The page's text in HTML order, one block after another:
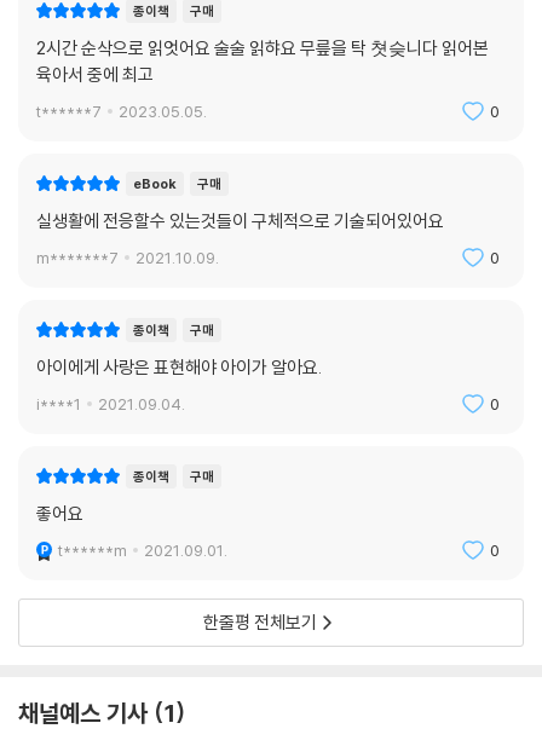
종이책 구매
2시간 순삭으로 읽엇어요 술술 읽햐요 무릎을 탁 쳣슺니다 읽어본
육아서 중에 최고
t******7 2023.05.05. 0
eBook 구매
실생활에 전응할수 있는것들이 구체적으로 기술되어있어요
m*******7 2021.10.09. 0
종이책 구매
아이에게 사랑은 표현해야 아이가 알아요.
i****1 2021.09.04. 0
종이책 구매
좋어요
t******m 2021.09.01. 0
한줄평 전체보기
채널예스 기사 1